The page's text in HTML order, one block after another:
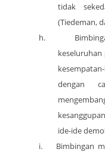
tidak
(Tiedeman,
h.
dengan
ide-ide
i.
Bimbingan